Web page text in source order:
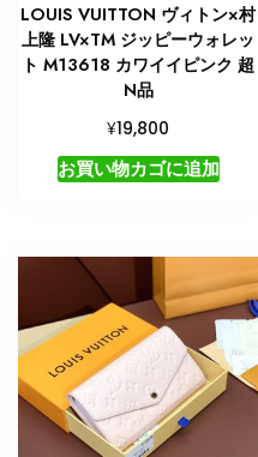
LOUIS VUITTON ヴィトン×村
上隆 LV×TM ジッピーウォレッ
ト M13618 カワイイピンク 超
N品
¥19,800
お買い物カゴに追加